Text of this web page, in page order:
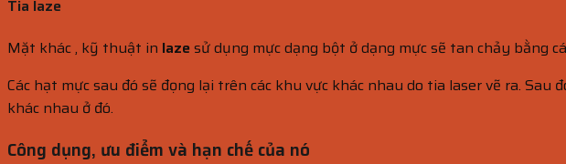
Tia laze
Mặt khác , kỹ thuật in lazesử dụng mực dạng bột ở dạng mực sẽ tan chảy bằng
Các hạt mực sau đó sẽ đọng lại trên các khu vực khác nhau do tia laser vẽ ra.
khác nhau ở đó.
Công dụng, ưu điểm và hạn chế của nó